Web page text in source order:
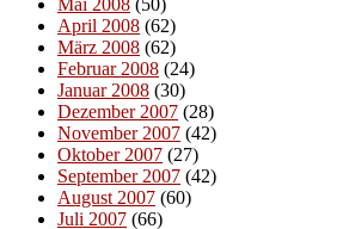
Mai 2008 (50)
April 2008 (62)
März 2008 (62)
Februar 2008 (24)
Januar 2008 (30)
Dezember 2007 (28)
November 2007 (42)
Oktober 2007 (27)
September 2007 (42)
August 2007 (60)
Juli 2007 (66)